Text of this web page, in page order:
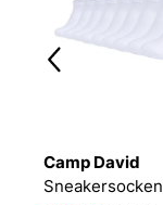
Camp David
Sneakersocken